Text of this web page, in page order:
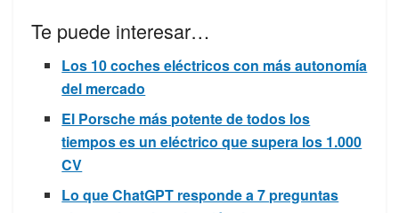
Te puede interesar…
Los 10 coches eléctricos con más autonomía
del mercado
El Porsche más potente de todos los
tiempos es un eléctrico que supera los 1.000
CV
Lo que ChatGPT responde a 7 preguntas